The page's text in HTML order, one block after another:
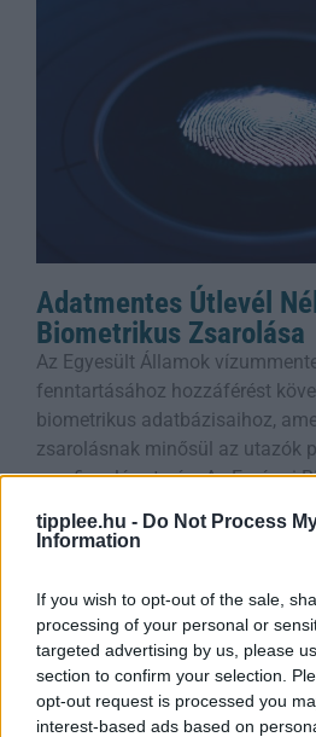
tipplee.hu - Do Not Process
Information
If you wish to opt-out of the sale,
processing of your personal or
targeted advertising by us, please
section to confirm your selection.
opt-out request is processed you
interest-based ads based on
Adatmentes Útlevél
Biometrikus Zsarolása
Az Egyesült Államok
fenntartásához hozzáférést
biometrikus adatbázisaihoz,
zsarolásnak minősül az utazók
megfigyelése terén. Az Európai